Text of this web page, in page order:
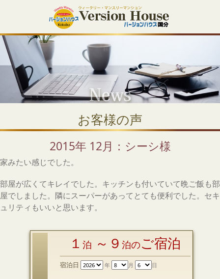
お客様の声
2015年 12月：シーシ様
家みたい感じでした。
部屋が広くてキレイでした。キッチンも付いていて晩ご飯も部
屋でしました。隣にスーパーがあってとても便利でした。セキ
ュリティもいいと思います。
１ 泊 ～９ 泊のご宿泊
宿泊日 年 月 日